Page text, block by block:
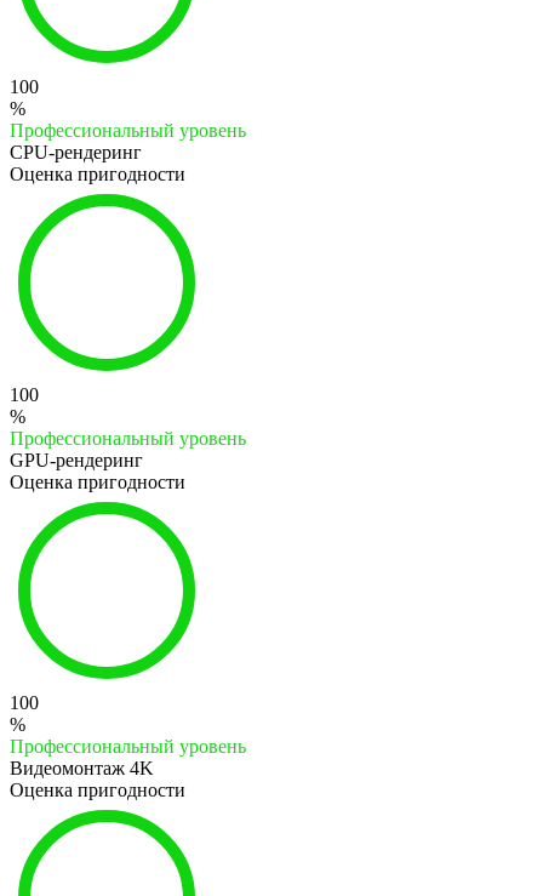
100
%
Профессиональный уровень
CPU-рендеринг
Оценка пригодности
100
%
Профессиональный уровень
GPU-рендеринг
Оценка пригодности
100
%
Профессиональный уровень
Видеомонтаж 4K
Оценка пригодности